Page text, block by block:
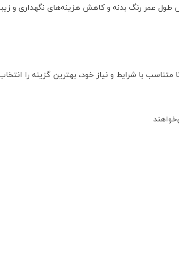
طول عمر رنگ بدنه و کاهش هزینه‌های نگهداری و
با شرایط و نیاز خود، بهترین گزینه را